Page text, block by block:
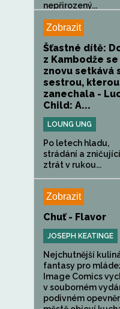
nepřirozený...
Zobrazit
Šťastné dítě:
z Kambodže se
znovu setkává
sestrou,
zanechala -
Child: A...
LOUNG UNG
Po letech hladu,
strádání a
ztrát v rukou...
Zobrazit
Chuť - Flavor
JOSEPH KEATINGE
Nejchutnější
fantasy pro
Image Comics
v souborném
podivném